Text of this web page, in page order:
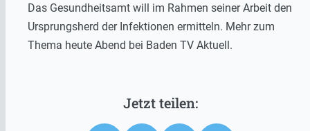
Das Gesundheitsamt will im Rahmen seiner Arbeit den
Ursprungsherd der Infektionen ermitteln. Mehr zum
Thema heute Abend bei Baden TV Aktuell.